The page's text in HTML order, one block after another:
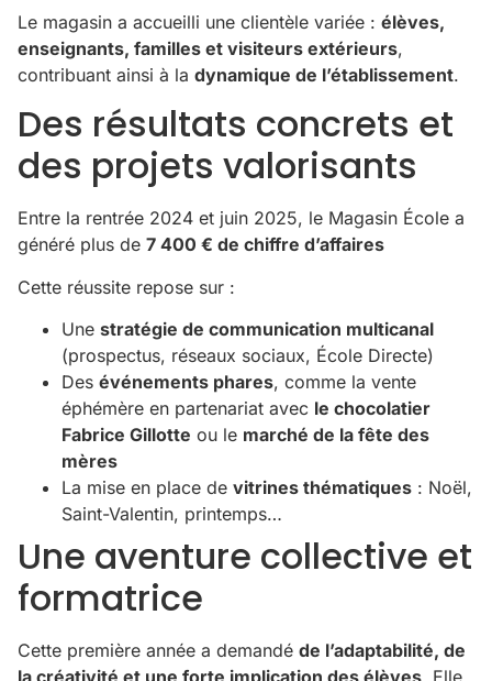
Le magasin a accueilli une clientèle variée : élèves,
enseignants, familles et visiteurs extérieurs,
contribuant ainsi à la dynamique de l’établissement.
Des résultats concrets et
des projets valorisants
Entre la rentrée 2024 et juin 2025, le Magasin École a
généré plus de 7 400 € de chiffre d’affaires
Cette réussite repose sur :
Une stratégie de communication multicanal
(prospectus, réseaux sociaux, École Directe)
Des événements phares, comme la vente
éphémère en partenariat avec le chocolatier
Fabrice Gillotte ou le marché de la fête des
mères
La mise en place de vitrines thématiques : Noël,
Saint-Valentin, printemps…
Une aventure collective et
formatrice
Cette première année a demandé de l’adaptabilité, de